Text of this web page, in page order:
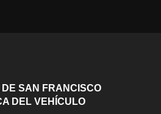
SAN FRANCISCO
DEL VEHÍCULO